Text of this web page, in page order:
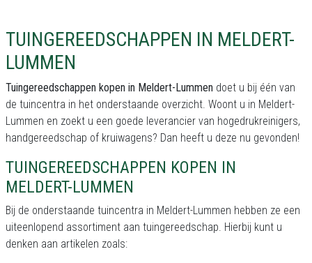
TUINGEREEDSCHAPPEN IN MELDERT-
LUMMEN
Tuingereedschappen kopen in Meldert-Lummen doet u bij één van
de tuincentra in het onderstaande overzicht. Woont u in Meldert-
Lummen en zoekt u een goede leverancier van hogedrukreinigers,
handgereedschap of kruiwagens? Dan heeft u deze nu gevonden!
TUINGEREEDSCHAPPEN KOPEN IN
MELDERT-LUMMEN
Bij de onderstaande tuincentra in Meldert-Lummen hebben ze een
uiteenlopend assortiment aan tuingereedschap. Hierbij kunt u
denken aan artikelen zoals: